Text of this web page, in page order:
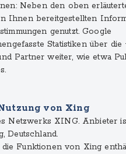
Neben den oben
Ihnen bereitgestellten
genutzt. Google
Statistiken über die
Partner weiter, wie etwa
von Xing
Netzwerks XING. Anbieter
Deutschland.
Funktionen von Xing